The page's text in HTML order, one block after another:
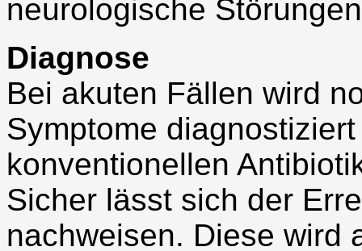
neurologische
Diagnose
Bei akuten Fällen wird
Symptome
konventionellen
Sicher lässt sich der
nachweisen. Diese wird